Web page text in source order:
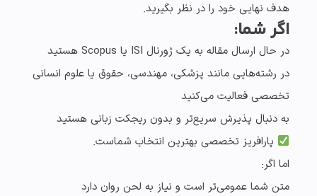
هدف نهایی خود را در نظر بگیرید.
اگر شما:
در حال ارسال مقاله به یک ژورنال ISI یا Scopus هستید
در رشته‌هایی مانند پزشکی، مهندسی، حقوق یا علوم انسانی
تخصصی فعالیت می‌کنید
به دنبال پذیرش سریع‌تر و بدون ریجکت زبانی هستید
پارافریز تخصصی بهترین انتخاب شماست.
اما اگر:
متن شما عمومی‌تر است و نیاز به لحن روان دارد